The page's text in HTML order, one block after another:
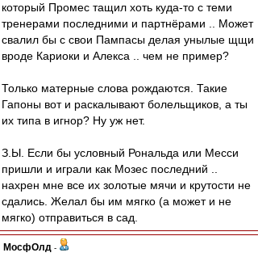
который Промес тащил хоть куда-то с теми
тренерами последними и партнёрами .. Может
свалил бы с свои Пампасы делая унылые щщи
вроде Кариоки и Алекса .. чем не пример?
Только матерные слова рождаются. Такие
Гапоны вот и раскалывают болельщиков, а ты
их типа в игнор? Ну уж нет.
З.Ы. Если бы условный Рональда или Месси
пришли и играли как Мозес последний ..
нахрен мне все их золотые мячи и крутости не
сдались. Желал бы им мягко (а может и не
мягко) отправиться в сад.
МосфОлд -